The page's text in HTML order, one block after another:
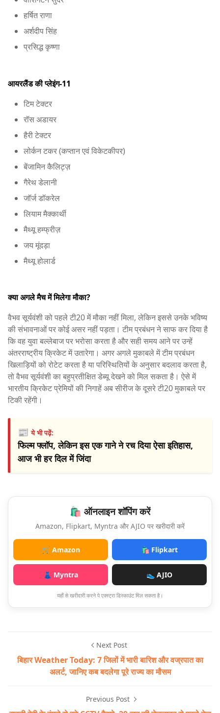
हर्षित राणा
अर्शदीप सिंह
प्रसिद्ध कृष्णा
आयरलैंड की प्लेइंग-11
टिम टेक्टर
रॉस अडायर
हैरी टेक्टर
लोर्कन टकर (कप्तान एवं विकेटकीपर)
बेंजामिन कैलिट्ज़
गैरेथ डेलानी
जॉर्ज डॉकरेल
लियाम मैक्कार्थी
मैथ्यू हम्फ्रीज़
जय मूंदड़ा
मैथ्यू होलार्ड
क्या अगले मैच में मिलेगा मौका?
वैभव सूर्यवंशी को पहले टी20 में मौका नहीं मिला, लेकिन इससे उनके भविष्य
की संभावनाओं पर कोई असर नहीं पड़ता। टीम प्रबंधन ने साफ कर दिया है
कि वह युवा बल्लेबाज पर भरोसा करता है और सही समय आने पर उन्हें
अंतरराष्ट्रीय क्रिकेट में उतारेगा। अगर अगले मुकाबले में टीम प्रबंधन
खिलाड़ियों को रोटेट करता है या परिस्थितियों के अनुसार बदलाव करता है,
तो वैभव सूर्यवंशी का बहुप्रतीक्षित डेब्यू देखने को मिल सकता है। ऐसे में
भारतीय क्रिकेट प्रेमियों की निगाहें अब सीरीज के दूसरे टी20 मुकाबले पर
टिकी रहेंगी।
📰ये भी पढ़ें:
फिल्म फ्लॉप, लेकिन इस एक गाने ने रच दिया ऐसा इतिहास,
आज भी हर दिल में जिंदा
🛍️ ऑनलाइन शॉपिंग करें
Amazon, Flipkart, Myntra और AJIO पर खरीदारी करें
🛒 Amazon 🛍️ Flipkart
👗 Myntra 👟 AJIO
यहाँ से खरीदारी करने पे एक्स्ट्रा डिस्काउंट मिल सकता है।
Next Post
बिहार Weather Today: 7 जिलों में भारी बारिश और वज्रपात का
अलर्ट, जानिए कब बदलेगा पूरे राज्य का मौसम
Previous Post